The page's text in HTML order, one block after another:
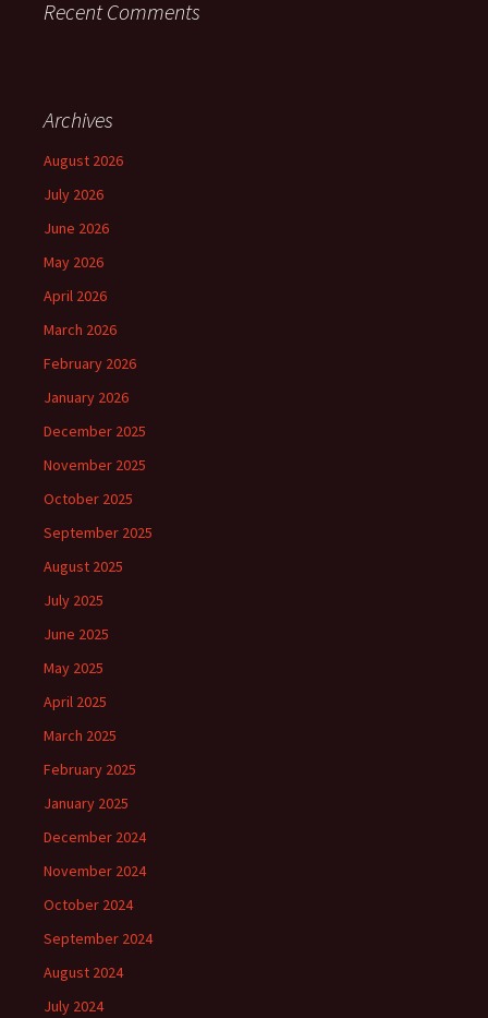
Recent Comments
Archives
August 2026
July 2026
June 2026
May 2026
April 2026
March 2026
February 2026
January 2026
December 2025
November 2025
October 2025
September 2025
August 2025
July 2025
June 2025
May 2025
April 2025
March 2025
February 2025
January 2025
December 2024
November 2024
October 2024
September 2024
August 2024
July 2024